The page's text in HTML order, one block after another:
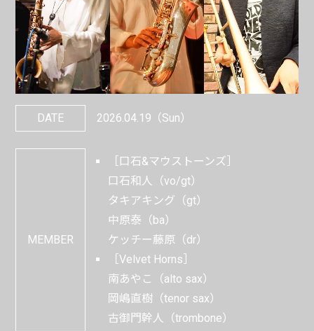
DATE 2026.04.19 （Sun）
MEMBER
［口石&マウストーンズ］
口石和人（vo/gt）
タキアキング（gt）
中原泰（ba）
ケッチー藤原（dr）
［Velvet Horns］
南あやこ（alto sax）
岡嶋直樹（tenor sax）
古御門幹人（trombone）